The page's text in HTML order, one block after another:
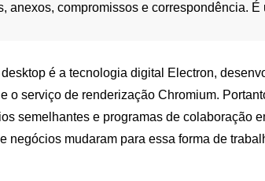
anexos, compromissos e correspondência.
é a tecnologia digital Electron,
o serviço de renderização Chromium.
semelhantes e programas de colaboração
negócios mudaram para essa forma de